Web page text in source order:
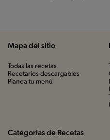
Mapa del sitio
Todas las recetas
Recetarios descargables
Planea tu menú
Categorias de Recetas